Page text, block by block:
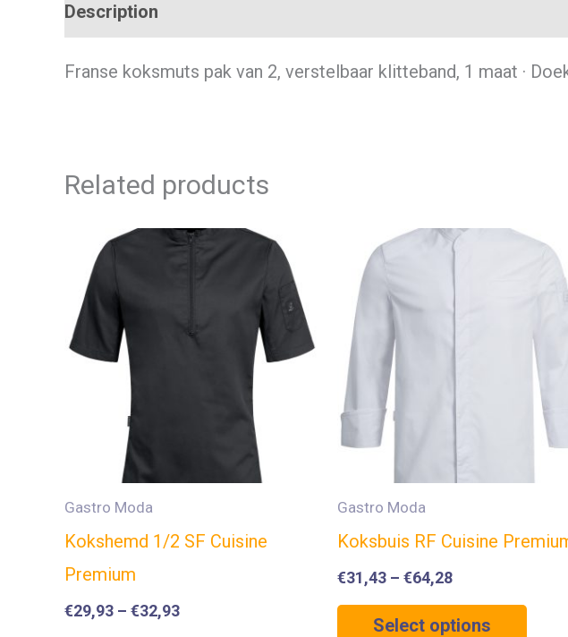
Description
Franse koksmuts pak van 2, verstelbaar klitteband, 1 maat ·
Related products
Gastro Moda
Kokshemd 1/2 SF Cuisine
Premium
€29,93 – €32,93
Gastro Moda
Koksbuis RF Cuisine
€31,43 – €64,28
Select options